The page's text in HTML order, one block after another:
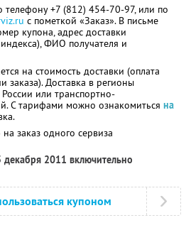
телефону +7 (812) 454-70-97, или по
с пометкой «Заказ». В письме
купона, адрес доставки
ФИО получателя и
на стоимость доставки (оплата
заказа). Доставка в регионы
или транспортно-
С тарифами можно ознакомиться на
заказ одного сервиза
2011 включительно
купоном